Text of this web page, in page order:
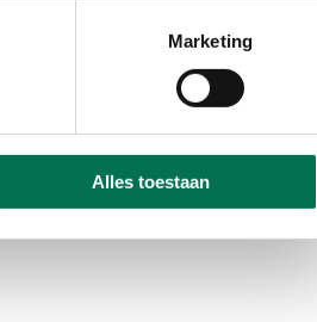
Marketing
Alles toestaan